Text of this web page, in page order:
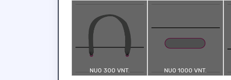
NUO 300 VNT. NUO 1000 VNT.